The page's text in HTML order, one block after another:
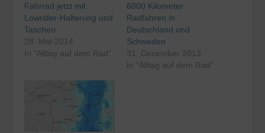
Fahrrad jetzt mit
Lowrider-Halterung und
Taschen
28. Mai 2014
In "Alltag auf dem Rad"
6000 Kilometer
Radfahren in
Deutschland und
Schweden
31. Dezember 2013
In "Alltag auf dem Rad"